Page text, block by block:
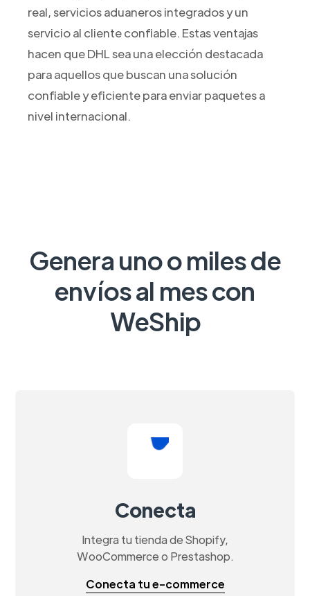
real, servicios aduaneros integrados y un
servicio al cliente confiable. Estas ventajas
hacen que DHL sea una elección destacada
para aquellos que buscan una solución
confiable y eficiente para enviar paquetes a
nivel internacional.
Genera uno o miles de
envíos al mes con
WeShip
Conecta
Integra tu tienda de Shopify,
WooCommerce o Prestashop.
Conecta tu e-commerce